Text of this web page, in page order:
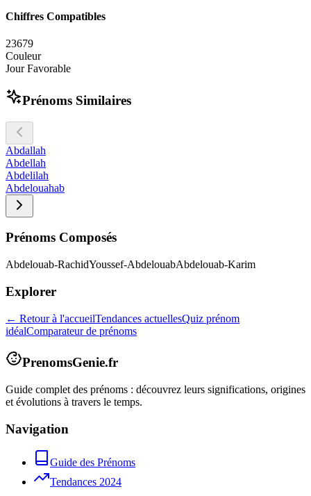
Chiffres Compatibles
23679
Couleur
Jour Favorable
Prénoms Similaires
Abdallah
Abdellah
Abdelilah
Abdelouahab
Prénoms Composés
Abdelouab-RachidYoussef-AbdelouabAbdelouab-Karim
Explorer
← Retour à l'accueilTendances actuellesQuiz prénom
idéalComparateur de prénoms
PrenomsGenie.fr
Guide complet des prénoms : découvrez leurs significations, origines
et évolutions à travers le temps.
Navigation
Guide des Prénoms
Tendances 2024